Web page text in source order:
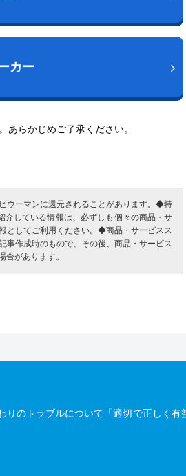
カー
らかじめご了承ください。
ウーマンに還元されることがあります。◆特
している情報は、必ずしも個々の商品・サ
としてご利用ください。◆商品・サービスス
作成時のもので、その後、商品・サービス
があります。
のトラブルについて「適切で正しく有